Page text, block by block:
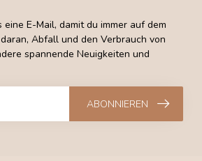
E-Mail, damit du immer auf dem
Abfall und den Verbrauch von
spannende Neuigkeiten und
ABONNIEREN